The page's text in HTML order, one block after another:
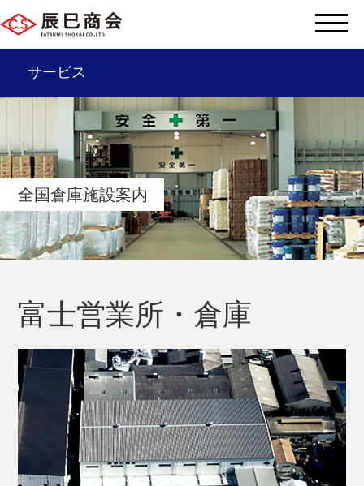
辰巳商会を知る
サービス一覧
会社情報
サステナビリティ
辰巳グループ
採用情報
お問い合わせ
サイトマップ
サービス
全国倉庫施設案内
富士営業所・倉庫